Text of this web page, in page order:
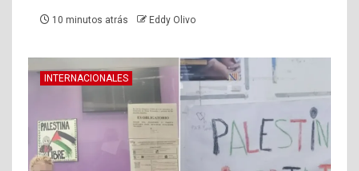
10 minutos atrás Eddy Olivo
INTERNACIONALES